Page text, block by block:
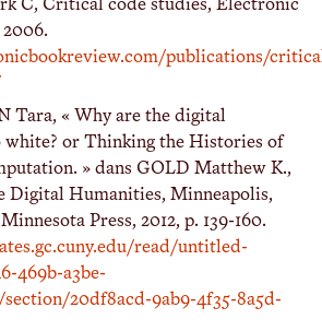
publications/
Tara, « Why are the digital
white? or Thinking the Histories of
» dans GOLD Matthew K.,
Digital Humanities, Minneapolis,
Press, 2012, p. 139-160.
read/untitled-
469b-a3be-
section/20df8acd-9ab9-4f35-8a5d-